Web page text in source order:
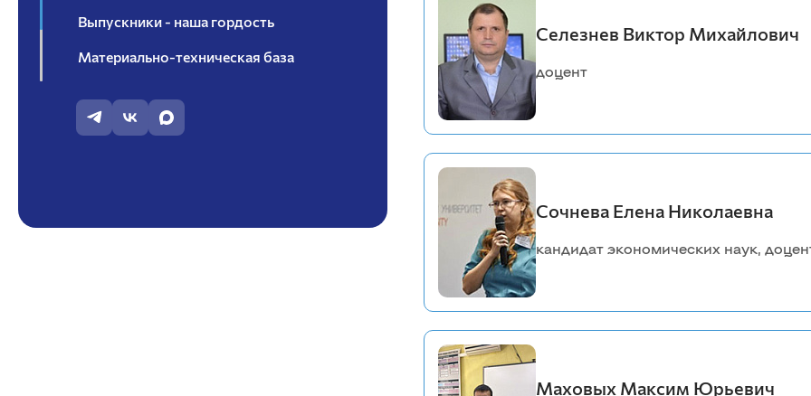
Анатомии, патологической анатомии и
хирургии
Зоотехнии и технологии переработки
продуктов животноводства
Разведение, генетика, биология и водные
биоресурсы
Внутренних незаразных болезней,
акушерства и физиологии
сельскохозяйственных животных
Эпизоотологии, микробиологии,
паразитологии и ветеринарно-санитарной
экспертизы
Экономики и управления АПК
Организация и экономика
Управление социально-экономическими
системами
Информационные технологии и
математическое обеспечение
Выпускники - наша гордость
Материально-техническая база
Помощь обучающемуся
Селезнев Виктор Михайлович
доцент
Сочнева Елена Николаевна
кандидат экономических наук,
Маховых Максим Юрьевич